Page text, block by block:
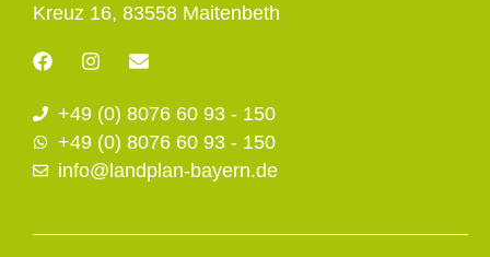
Kreuz 16, 83558 Maitenbeth
F
a
e
b
o
o
I
n
t
a
g
r
E
e
l
o
p
+49 (0) 8076 60 93 - 150
+49 (0) 8076 60 93 - 150
info@landplan-bayern.de